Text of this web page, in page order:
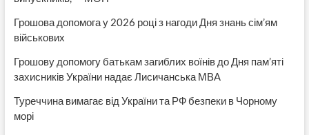
Грошова допомога у 2026 році з нагоди Дня знань сім’ям
військових
Грошову допомогу батькам загиблих воїнів до Дня пам’яті
захисників України надає Лисичанська МВА
Туреччина вимагає від України та РФ безпеки в Чорному
морі